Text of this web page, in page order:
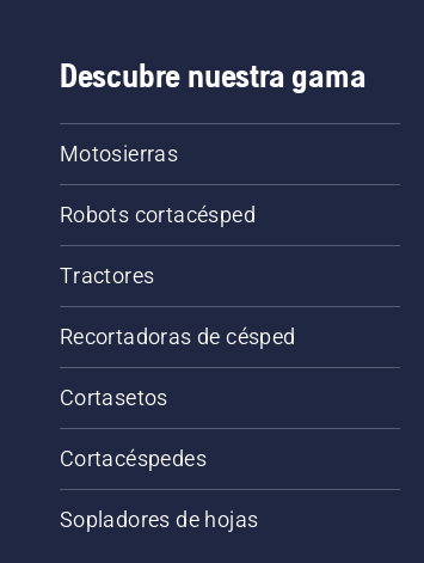
Descubre nuestra gama
Motosierras
Robots cortacésped
Tractores
Recortadoras de césped
Cortasetos
Cortacéspedes
Sopladores de hojas